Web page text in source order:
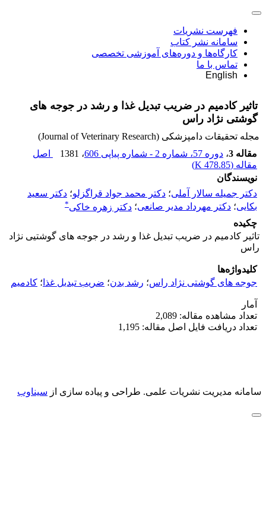
فهرست نشریات
سامانه نشر کتاب
کارگاه‌ها و دوره‌های آموزشی تخصصی
تماس با ما
English
تاثیر کادمیم در ضریب تبدیل غذا و رشد در جوجه های
گوشتی نژاد راس
مجله تحقیقات دامپزشکی (Journal of Veterinary Research)
مقاله 3
، دوره 57، شماره 2 - شماره پیاپی 606 ، 1381
اصل
مقاله (478.85 K
)
نویسندگان
دکتر جمیله سالار آملی؛ دکتر محمد جواد قراگزلو؛ دکتر سعید
بکایی؛ دکتر مهرداد مدیر صانعی؛ دکتر زهره خاکی*
چکیده
تاثیر کادمیم در ضریب تبدیل غذا و رشد در جوجه های گوشتیی نژاد
راس
کلیدواژه‌ها
جوجه های گوشتی نژاد راس؛ رشد بدن؛ ضریب تبدیل غذا ؛ کادمیم
آمار
تعداد مشاهده مقاله: 2,089
تعداد دریافت فایل اصل مقاله: 1,195
سامانه مدیریت نشریات علمی. طراحی و پیاده سازی از سیناوب